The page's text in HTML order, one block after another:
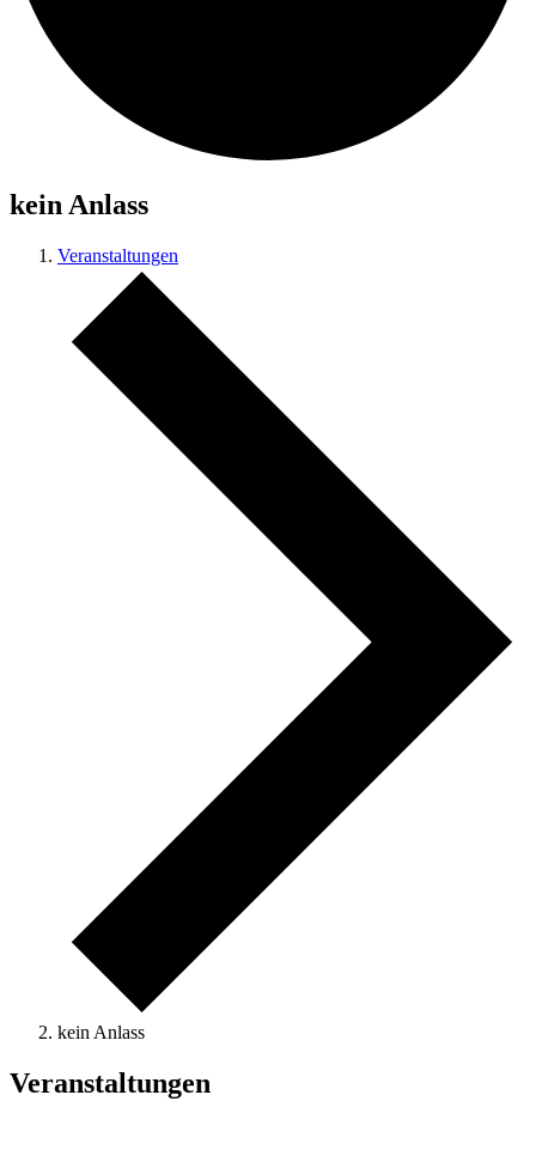
kein Anlass
Veranstaltungen
kein Anlass
Veranstaltungen